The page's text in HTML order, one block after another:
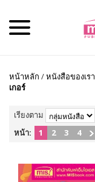
หน้าหลัก /หนังสือของเรา
เกอร์
เรียงตาม
หน้า:
1 2 3 4